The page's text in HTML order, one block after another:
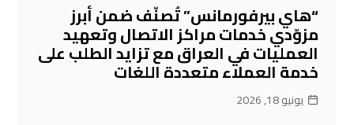
“هاي بيرفورمانس” تُصنّف ضمن أبرز
مزوّدي خدمات مراكز الاتصال وتعهيد
العمليات في العراق مع تزايد الطلب على
خدمة العملاء متعددة اللغات
يونيو 18, 2026